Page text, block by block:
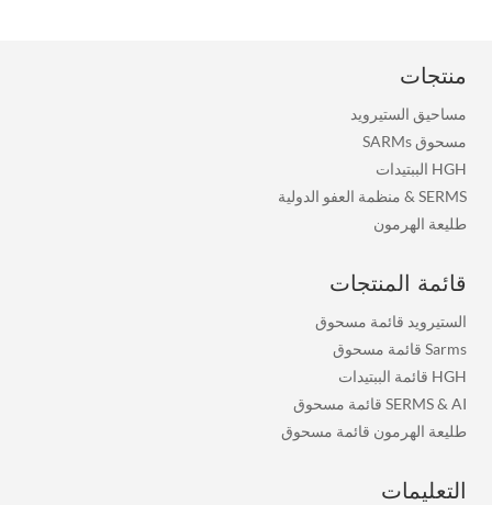
منتجات
مساحيق الستيرويد
مسحوق SARMs
HGH الببتيدات
SERMS
& منظمة العفو الدولية
طليعة الهرمون
قائمة المنتجات
الستيرويد قائمة مسحوق
Sarms قائمة مسحوق
HGH قائمة الببتيدات
SERMS & AI قائمة مسحوق
طليعة الهرمون قائمة مسحوق
التعليمات